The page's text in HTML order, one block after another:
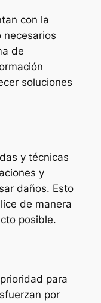
con la
necesarios
de
soluciones
y técnicas
y
daños. Esto
de manera
posible.
para
por